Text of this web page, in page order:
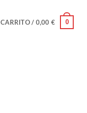
CARRITO / 0,00 € 0